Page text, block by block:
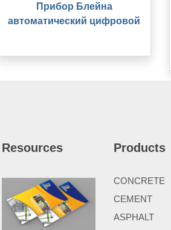
Прибор Блейна
автоматический цифровой
Resources Products
CONCRETE
CEMENT
ASPHALT